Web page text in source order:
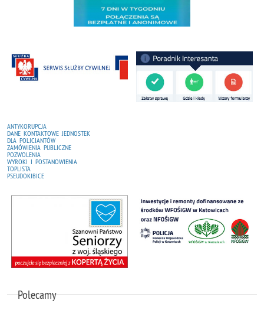
ANTYKORUPCJA
DANE KONTAKTOWE JEDNOSTEK
DLA POLICJANTÓW
ZAMÓWIENIA PUBLICZNE
POZWOLENIA
WYROKI I POSTANOWIENIA
TOPLISTA
PSEUDOKIBICE
Polecamy